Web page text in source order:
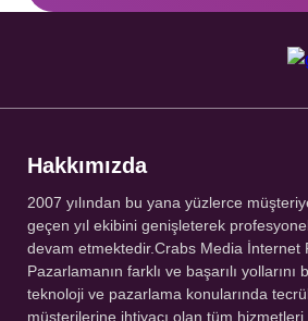
Hakkımızda
2007 yılından bu yana yüzlerce
geçen yıl ekibini genişleterek
devam etmektedir.Crabs Media İnternet
Pazarlamanın farklı ve başarılı yollarını
teknoloji ve pazarlama konularında
müşterilerine ihtiyacı olan tüm hizmetleri